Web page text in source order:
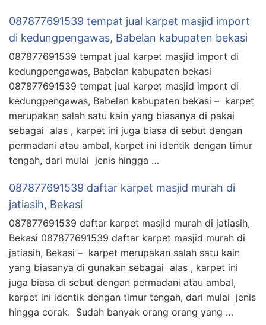
087877691539 tempat jual karpet masjid import
di kedungpengawas, Babelan kabupaten bekasi
087877691539 tempat jual karpet masjid import di
kedungpengawas, Babelan kabupaten bekasi
087877691539 tempat jual karpet masjid import di
kedungpengawas, Babelan kabupaten bekasi – karpet
merupakan salah satu kain yang biasanya di pakai
sebagai alas , karpet ini juga biasa di sebut dengan
permadani atau ambal, karpet ini identik dengan timur
tengah, dari mulai jenis hingga …
087877691539 daftar karpet masjid murah di
jatiasih, Bekasi
087877691539 daftar karpet masjid murah di jatiasih,
Bekasi 087877691539 daftar karpet masjid murah di
jatiasih, Bekasi – karpet merupakan salah satu kain
yang biasanya di gunakan sebagai alas , karpet ini
juga biasa di sebut dengan permadani atau ambal,
karpet ini identik dengan timur tengah, dari mulai jenis
hingga corak. Sudah banyak orang orang yang …